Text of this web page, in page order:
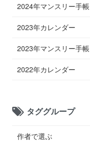
2024年マンスリー手帳
2023年カレンダー
2023年マンスリー手帳
2022年カレンダー
タググループ
作者で選ぶ